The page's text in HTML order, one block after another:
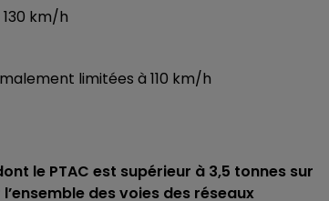
km/h
limitées à 110 km/h
le PTAC est supérieur à 3,5 tonnes sur
des voies des réseaux